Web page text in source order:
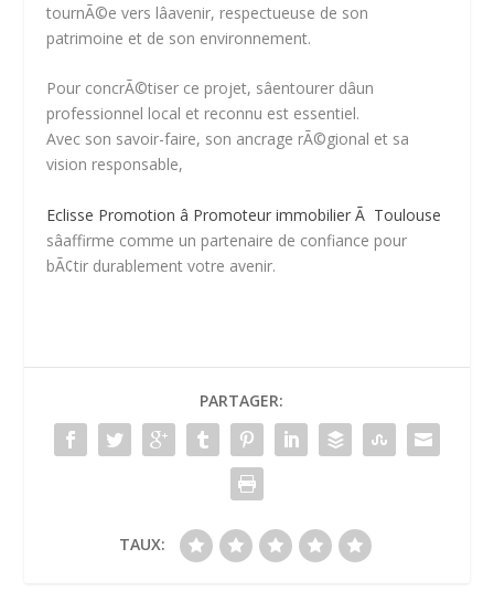
tournÃ©e vers lâavenir, respectueuse de son
patrimoine et de son environnement.
Pour concrÃ©tiser ce projet, sâentourer dâun
professionnel local et reconnu est essentiel.
Avec son savoir-faire, son ancrage rÃ©gional et sa
vision responsable,
Eclisse Promotion â Promoteur immobilier Ã Toulouse
sâaffirme comme un partenaire de confiance pour
bÃ¢tir durablement votre avenir.
PARTAGER:
TAUX: